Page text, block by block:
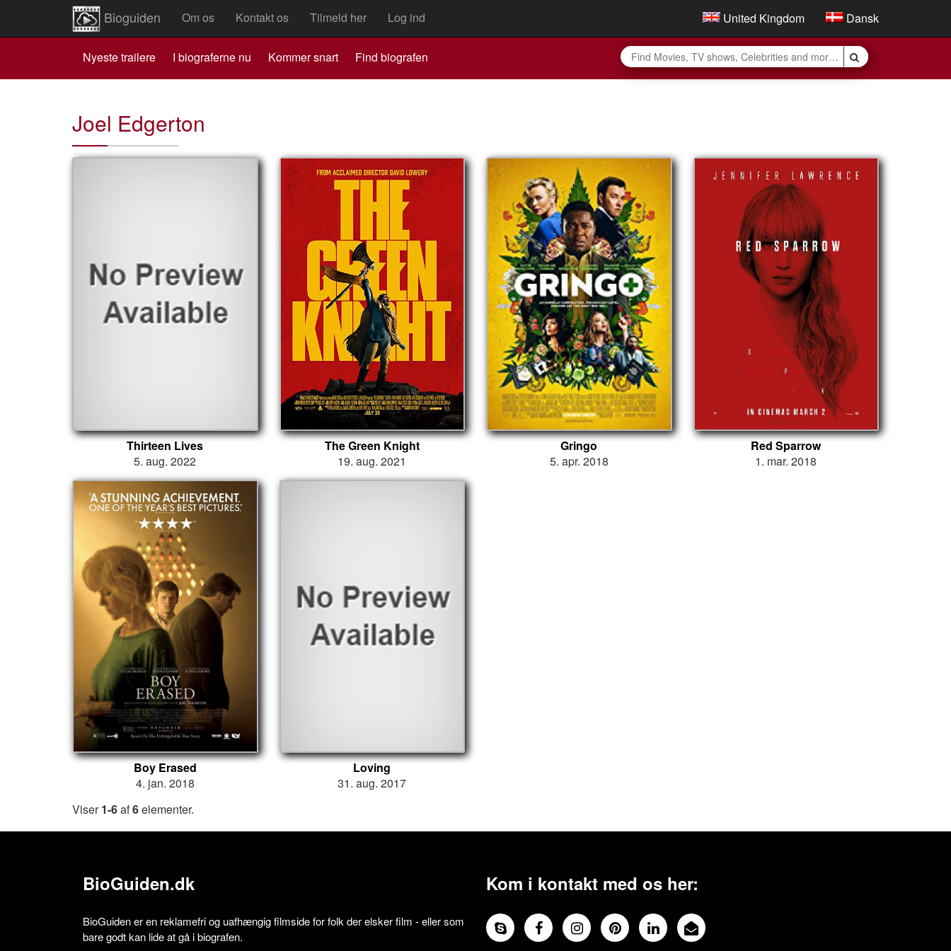
Bioguiden Om os Kontakt os Tilmeld her Log ind United Kingdom Dansk
Nyeste trailere I biograferne nu Kommer snart Find biografen
Joel Edgerton
Thirteen Lives
5. aug. 2022
The Green Knight
19. aug. 2021
Gringo
5. apr. 2018
Red Sparrow
1. mar. 2018
Boy Erased
4. jan. 2018
Loving
31. aug. 2017
Viser1-6af6elementer.
BioGuiden.dk
BioGuiden er en reklamefri og uafhængig filmside for folk der elsker film - eller som
bare godt kan lide at gå i biografen.
Kom i kontakt med os her: